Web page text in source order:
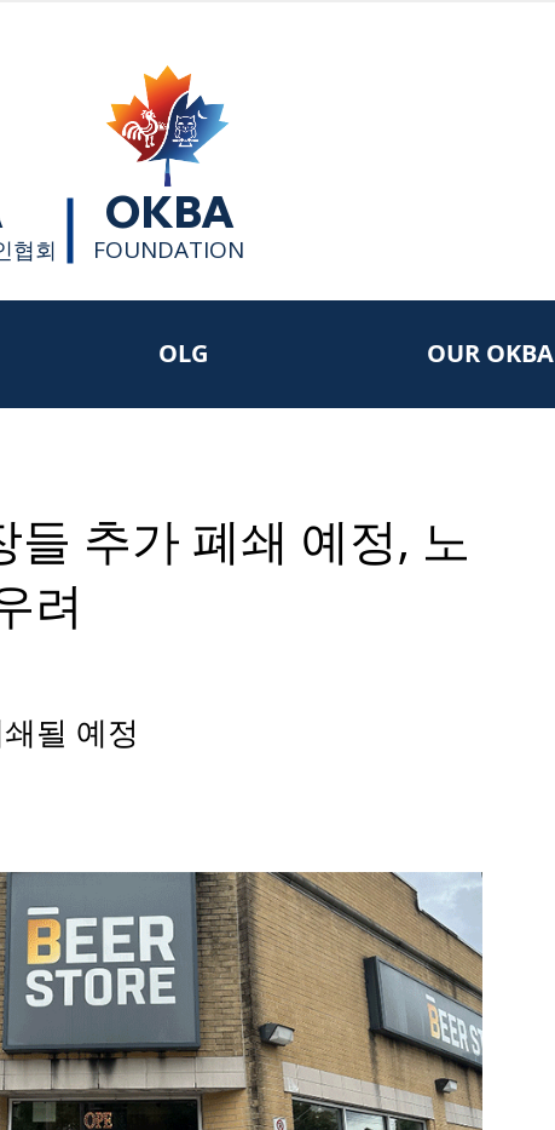
협회
OKBA
FOUNDATION
OLG OUR OKBA
들 추가 폐쇄 예정, 노
려
될 예정